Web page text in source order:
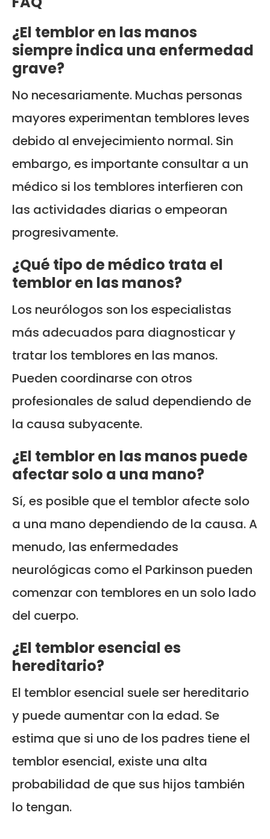
¿El temblor en las manos
siempre indica una enfermedad
grave?
No necesariamente. Muchas personas
mayores experimentan temblores leves
debido al envejecimiento normal. Sin
embargo, es importante consultar a un
médico si los temblores interfieren con
las actividades diarias o empeoran
progresivamente.
¿Qué tipo de médico trata el
temblor en las manos?
Los neurólogos son los especialistas
más adecuados para diagnosticar y
tratar los temblores en las manos.
Pueden coordinarse con otros
profesionales de salud dependiendo de
la causa subyacente.
¿El temblor en las manos puede
afectar solo a una mano?
Sí, es posible que el temblor afecte solo
a una mano dependiendo de la causa. A
menudo, las enfermedades
neurológicas como el Parkinson pueden
comenzar con temblores en un solo lado
del cuerpo.
¿El temblor esencial es
hereditario?
El temblor esencial suele ser hereditario
y puede aumentar con la edad. Se
estima que si uno de los padres tiene el
temblor esencial, existe una alta
probabilidad de que sus hijos también
lo tengan.